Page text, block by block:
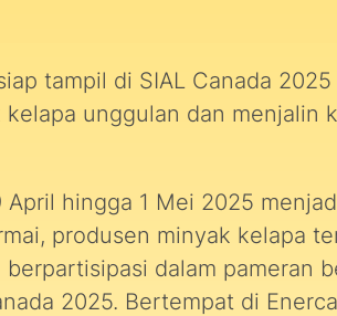
tampil di SIAL Canada
unggulan dan menjalin
April hingga 1 Mei 2025
produsen minyak kelapa
dalam pameran
2025. Bertempat di